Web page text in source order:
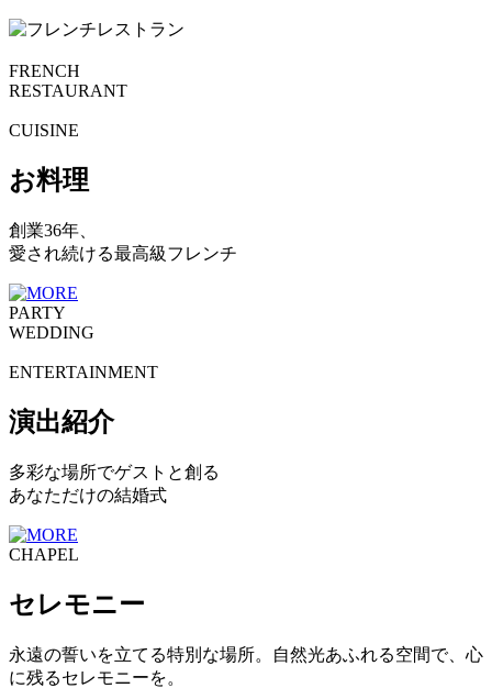
FRENCH
RESTAURANT
CUISINE
お料理
創業36年、
愛され続ける最高級フレンチ
PARTY
WEDDING
ENTERTAINMENT
演出紹介
多彩な場所でゲストと創る
あなただけの結婚式
CHAPEL
セレモニー
永遠の誓いを立てる特別な場所。自然光あふれる空間で、心
に残るセレモニーを。